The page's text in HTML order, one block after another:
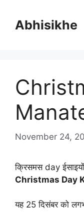
contentAbhisikhe
November 24,
क्रिसमस day ईसाइयों
Christmas Day
यह 25 दिसंबर को